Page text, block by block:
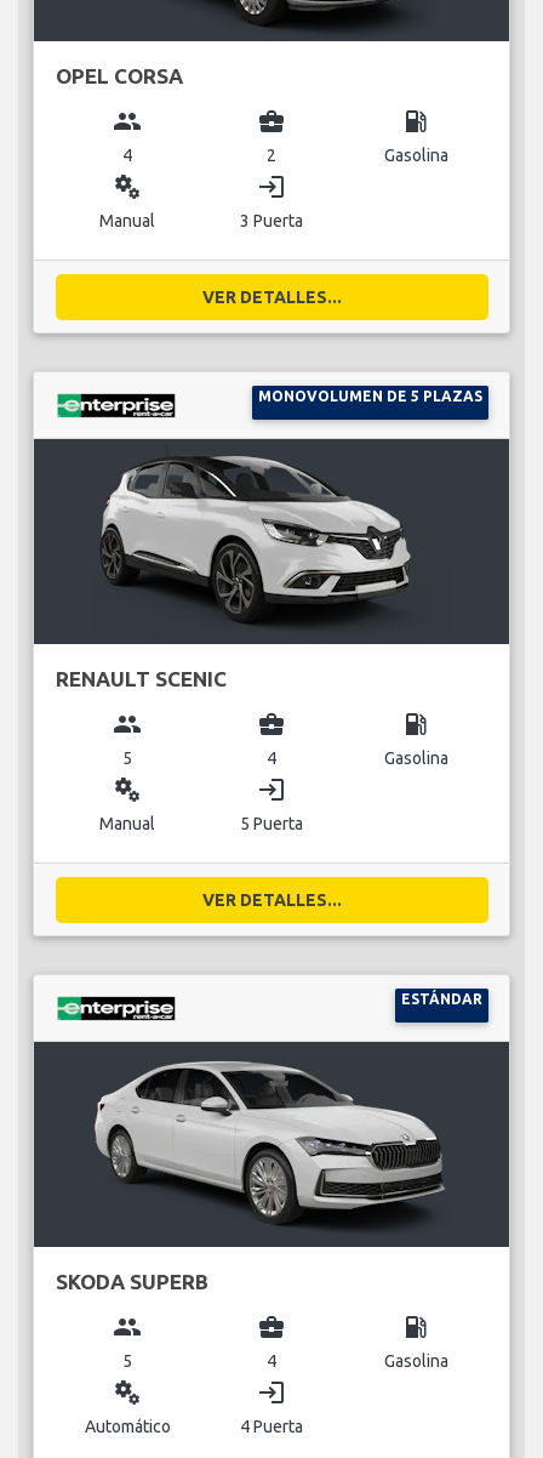
OPEL CORSA
group
4
business_center
2
local_gas_station
Gasolina
miscellaneous_services
Manual
login
3 Puerta
VER DETALLES...
MONOVOLUMEN DE 5 PLAZAS
RENAULT SCENIC
group
5
business_center
4
local_gas_station
Gasolina
miscellaneous_services
Manual
login
5 Puerta
VER DETALLES...
ESTÁNDAR
SKODA SUPERB
group
5
business_center
4
local_gas_station
Gasolina
miscellaneous_services
Automático
login
4 Puerta